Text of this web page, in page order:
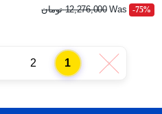
‎-75%
Was 12,276,000 تومان
‹
1
2